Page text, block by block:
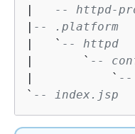
|
-- httpd-
| -- .platform
|   ` -- httpd
|       ` --
|           ` --
` -- index.jsp